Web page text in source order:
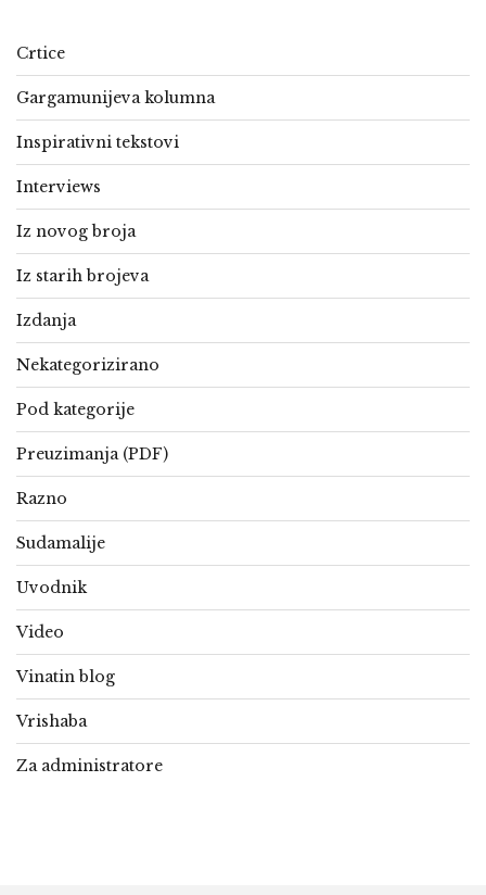
Crtice
Gargamunijeva kolumna
Inspirativni tekstovi
Interviews
Iz novog broja
Iz starih brojeva
Izdanja
Nekategorizirano
Pod kategorije
Preuzimanja (PDF)
Razno
Sudamalije
Uvodnik
Video
Vinatin blog
Vrishaba
Za administratore